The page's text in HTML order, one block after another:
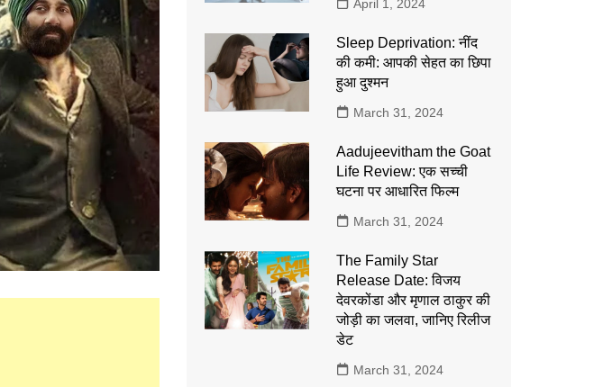
April 1, 2024
Sleep Deprivation: नींद
की कमी: आपकी सेहत का छिपा
हुआ दुश्मन
March 31, 2024
Aadujeevitham the Goat
Life Review: एक सच्ची
घटना पर आधारित फिल्म
March 31, 2024
The Family Star
Release Date: विजय
देवरकोंडा और मृणाल ठाकुर की
जोड़ी का जलवा, जानिए रिलीज
डेट
March 31, 2024